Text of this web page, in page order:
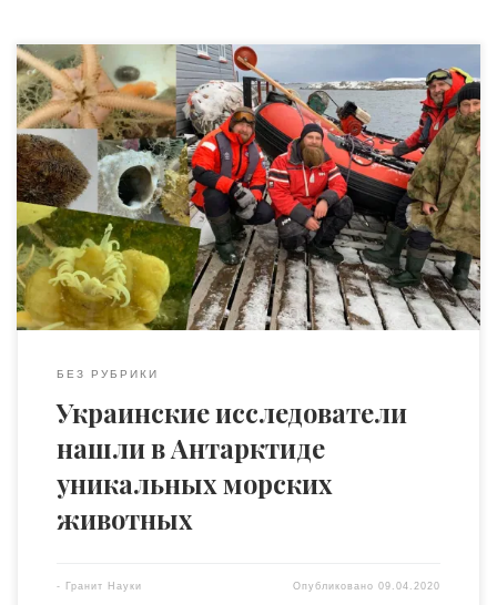
В Антарктиде наши уникальных морских животных. И
сделали это украинские исследователи с
антарктической станции «Академик Вернадский».
Нашли ранее неизвестные для этого региона виды
гидробионтов в проливе Пеонта на глубине 280
метров.«Впервые в районе УАС «Академик Вернадский»
были отобраны образцы глубоководных гидробионтов
в проливе Пенола из глубины 280 м. Найдены новые […]
БЕЗ РУБРИКИ
Украинские исследователи
нашли в Антарктиде
уникальных морских
животных
- Гранит Науки Опубликовано09.04.2020